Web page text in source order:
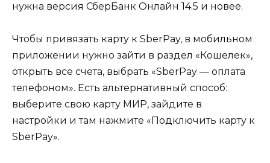
нужна версия СберБанк Онлайн 14.5 и новее.
Чтобы привязать карту к SberPay, в мобильном
приложении нужно зайти в раздел «Кошелек»,
открыть все счета, выбрать «SberPay — оплата
телефоном». Есть альтернативный способ:
выберите свою карту МИР, зайдите в
настройки и там нажмите «Подключить карту к
SberPay».